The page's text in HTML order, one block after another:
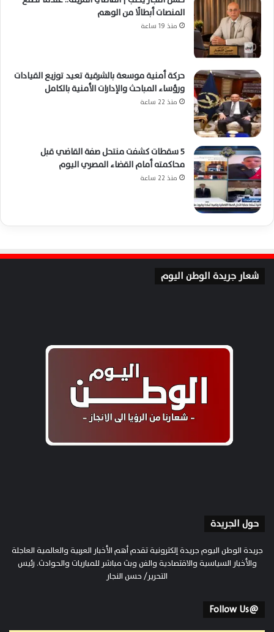
المنصات أبطالًا من الوهم
منذ 19 ساعة
حركة أمنية موسعة بالشرقية تعيد توزيع القيادات
ورؤساء المباحث والإدارات الأمنية بالكامل
منذ 22 ساعة
5 سقطات كشفت منتحل صفة القاضي قبل
محاكمته أمام القضاء المصري اليوم
منذ 22 ساعة
شعار جريدة الوطن اليوم
حول الجريدة
جريدة الوطن اليوم جريدة إلكترونية تقدم أهم الأخبار العربية والعالمية العاجلة
والأخبار السياسية والاقتصادية والفن وبث مباشر للمباريات والحوادث. رئيس
التحرير/ حسن النجار
@Follow Us